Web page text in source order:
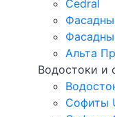
Cedral
Альта
Водостоки и
Софиты